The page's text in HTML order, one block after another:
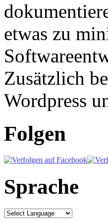
etwas zu
Zusätzlich
Wordpress
Folgen
Sprache